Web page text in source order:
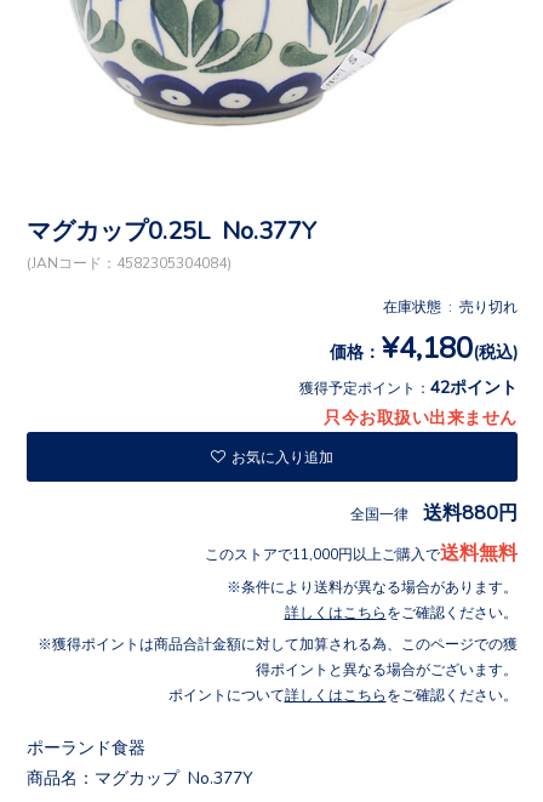
マグカップ0.25L No.377Y
(JANコード：4582305304084)
在庫状態 : 売り切れ
価格： ¥4,180(税込)
獲得予定ポイント： 42ポイント
只今お取扱い出来ません
お気に入り追加
全国一律 送料880円
このストアで11,000円以上ご購入で送料無料
条件により送料が異なる場合があります。
詳しくはこちら をご確認ください。
獲得ポイントは商品合計金額に対して加算される為、このページでの獲
得ポイントと異なる場合がございます。
ポイントについて詳しくはこちら をご確認ください。
ポーランド食器
商品名：マグカップ No.377Y